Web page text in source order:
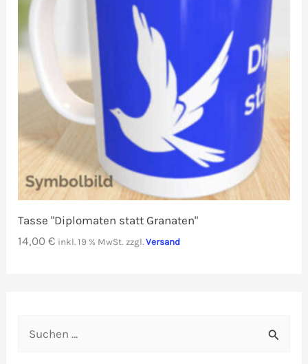
Tasse "Diplomaten statt Granaten"
14,00€ inkl. 19 % MwSt. zzgl.Versand